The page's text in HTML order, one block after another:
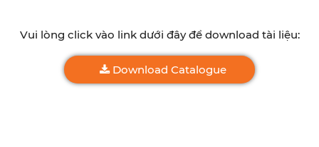
Vui lòng click vào link dưới đây để download tài liệu:
Download Catalogue